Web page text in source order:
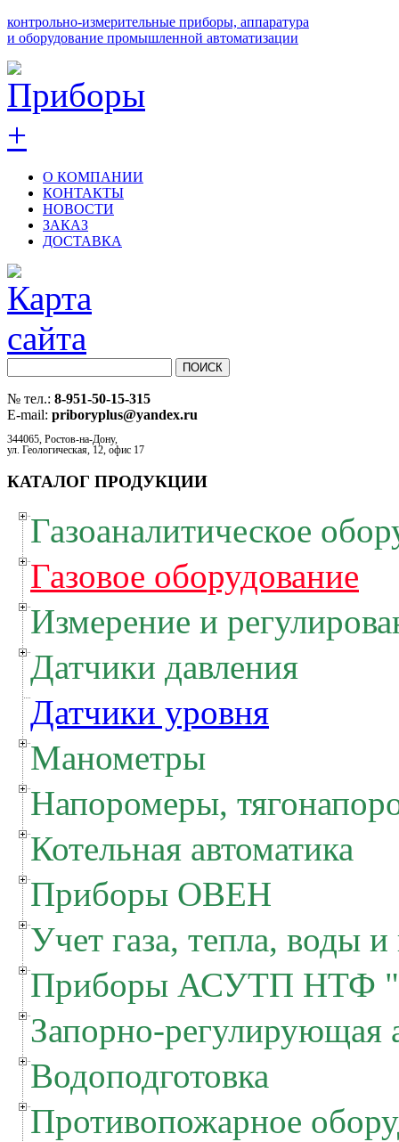
контрольно-измерительные приборы, аппаратура
и оборудование промышленной автоматизации
О КОМПАНИИ
КОНТАКТЫ
НОВОСТИ
ЗАКАЗ
ДОСТАВКА
№ тел.: 8-951-50-15-315
E-mail: priboryplus@yandex.ru
344065, Ростов-на-Дону,
ул. Геологическая, 12, офис 17
КАТАЛОГ ПРОДУКЦИИ
Газоаналитическое
Газовое оборудование
Измерение и
Датчики давления
Датчики уровня
Манометры
Напоромеры,
Котельная автоматика
Приборы ОВЕН
Учет газа, тепла, воды и
Приборы АСУТП НТФ
Запорно-регулирующая
Водоподготовка
Противопожарное